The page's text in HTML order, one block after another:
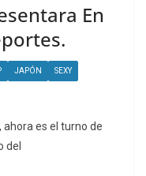
En
JAPÓN SEXY
ahora es el turno de
del